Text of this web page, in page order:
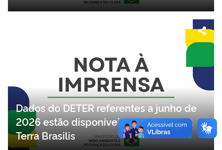
Dados do DETER referentes a junho de
2026 estão disponíveis na plataforma
Terra Brasilis